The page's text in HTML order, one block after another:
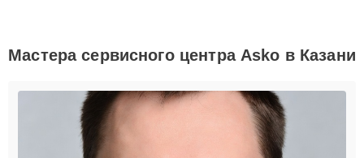
Мастера сервисного центра Asko в Казани